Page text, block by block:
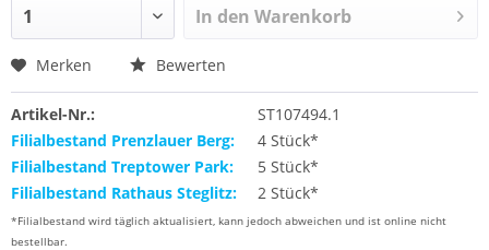
In den Warenkorb
Merken Bewerten
Artikel-Nr.:
ST107494.1
Filialbestand Prenzlauer Berg:
4 Stück*
Filialbestand Treptower Park:
5 Stück*
Filialbestand Rathaus Steglitz:
2 Stück*
*Filialbestand wird täglich aktualisiert, kann jedoch abweichen und ist online nicht
bestellbar.